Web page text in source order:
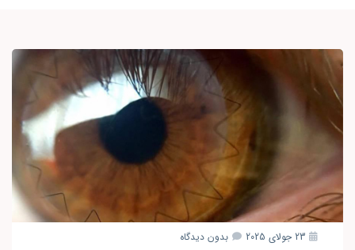
23 جولای 2025 بدون دیدگاه